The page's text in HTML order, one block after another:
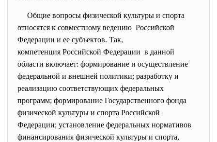
Общие вопросы физической культуры и спорта
относятся к совместному ведению Российской
Федерации и ее субъектов. Так,
компетенция Российской Федерации в данной
области включает: формирование и осуществление
федеральной и внешней политики; разработку и
реализацию соответствующих федеральных
программ; формирование Государственного фонда
физической культуры и спорта Российской
Федерации; установление федеральных нормативов
финансирования физической культуры и спорта,